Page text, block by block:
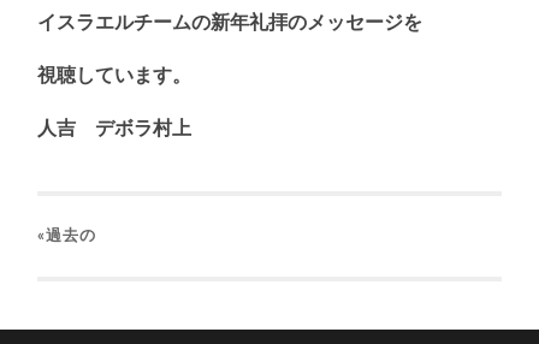
イスラエルチームの新年礼拝のメッセージを
視聴しています。
人吉 デボラ村上
«過去の